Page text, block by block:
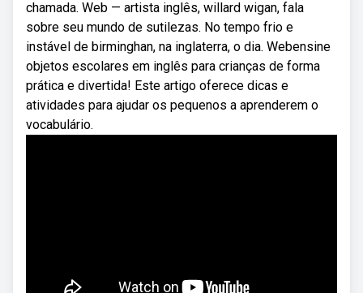
chamada. Web — artista inglês, willard wigan, fala
sobre seu mundo de sutilezas. No tempo frio e
instável de birminghan, na inglaterra, o dia. Webensine
objetos escolares em inglês para crianças de forma
prática e divertida! Este artigo oferece dicas e
atividades para ajudar os pequenos a aprenderem o
vocabulário.